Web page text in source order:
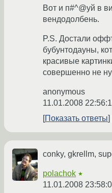
Вот и п#^@уй в
вендодолбень.
P.S. Достали
бубунтодауны,
красивые
совершенно не
anonymous
11.01.2008
Показать ответы
conky, gkrellm,
polachok ★
11.01.2008